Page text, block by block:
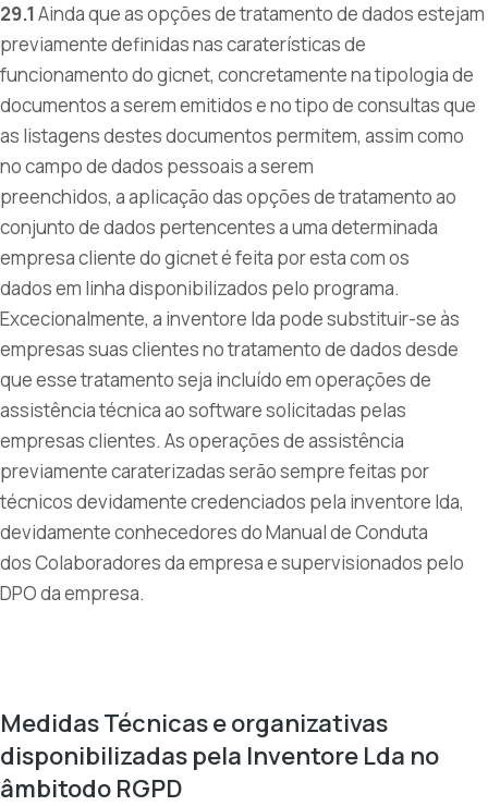
29.1Ainda que as opções de tratamento de dados estejam
previamente definidas nas caraterísticas de
funcionamento do gicnet, concretamente na tipologia de
documentos a serem emitidos e no tipo de consultas que
as listagens destes documentos permitem, assim como
no campo de dados pessoais a serem
preenchidos, a aplicação das opções de tratamento ao
conjunto de dados pertencentes a uma determinada
empresa cliente do gicnet é feita por esta com os
dados em linha disponibilizados pelo programa.
Excecionalmente, a inventore lda pode substituir-se às
empresas suas clientes no tratamento de dados desde
que esse tratamento seja incluído em operações de
assistência técnica ao software solicitadas pelas
empresas clientes. As operações de assistência
previamente caraterizadas serão sempre feitas por
técnicos devidamente credenciados pela inventore lda,
devidamente conhecedores do Manual de Conduta
dos Colaboradores da empresa e supervisionados pelo
DPO da empresa.
Medidas Técnicas e organizativas
disponibilizadas pela Inventore Lda no
âmbitodo RGPD